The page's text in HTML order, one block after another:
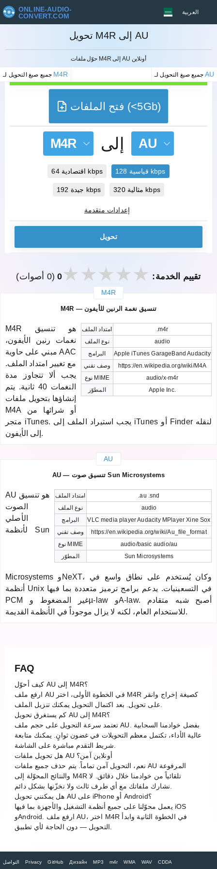
ONLINE-AUDIO-
CONVERT.COM
العربية
تحويل M4R إلى AU
حوّل ملفات M4R إلى AU أونلاين
M4R جميع صيغ التحويل لـAU
إلغاء
فتح الملفات (<5Gb)
M4R إلى AU
اقتصادية 64 kbps قياسية 128 kbps
جيدة 192 kbps مثالية 320 kbps
إعدادات متقدمة
تحويل
تقييم الخدمة: 0(0 أصوات)
M4R
M4R — تنسيق نغمة الرنين للأيفون
امتداد الملف
.m4r
نوع الملف
audio
البرامج
Apple iTunes GarageBand Audacity
وصف تقني
https://en.wikipedia.org/wiki/M4A
نوع MIME
audio/x-m4r
المطوّر
Apple Inc.
M4R هو تنسيق
نغمات رنين الأيفون،
مبني على حاوية AAC
مع تغيير امتداد الملف.
يجب ألا تتجاوز مدة
النغمات 40 ثانية. يتم
إنشاؤها بتحويل ملفات
M4A أو شرائها من
متجر iTunes. يجب استيراد الملف إلى iTunes أو Finder لنقله
إلى الأيفون.
AU
AU — تنسيق صوت Sun Microsystems
امتداد الملف
.au .snd
نوع الملف
audio
البرامج
VLC media player Audacity MPlayer Xine Sox
وصف تقني
https://en.wikipedia.org/wiki/Au_file_format
نوع MIME
audio/basic audio/au
المطوّر
Sun Microsystems
AU هو تنسيق
الصوت
الأصلي
لأنظمة Sun
Microsystems وNeXT، وكان يُستخدم على نطاق واسع في
أنظمة Unix في التسعينيات. يدعم برامج ترميز متعددة بما فيها
PCM غير المضغوط وµ-law وA-law. أصبح شبه متقادم
للاستخدام العام، لكنه لا يزال موجوداً في الأنظمة القديمة.
FAQ
كيف أحوّل AU إلى M4R؟
ارفع ملف AU في الخطوة الأولى، اختر M4R كصيغة إخراج وانقر
كم يستغرق تحويل AU إلى M4R؟
تعتمد سرعة التحويل على حجم ملف AU. بفضل خوادمنا السحابية
عالية الأداء، تكتمل معظم التحويلات في غضون ثوانٍ. يمكنك متابعة
هل تحويل ملفات AU أونلاين آمن؟
نعم، التحويل آمن تماماً. يتم حذف جميع ملفات AU المرفوعة
والنتائج المحوّلة إلى M4R تلقائياً من خوادمنا خلال دقائق. لا
هل يمكنني تحويل AU على iPhone أو Android؟
يعمل محوّلنا على جميع أنظمة التشغيل والأجهزة بما فيها iOS
وAndroid. ارفع ملف AU، اختر M4R في الخطوة الثانية وابدأ
التواصل Privacy GitHub Дизайн MP3 m4r WMA WAV CDDA